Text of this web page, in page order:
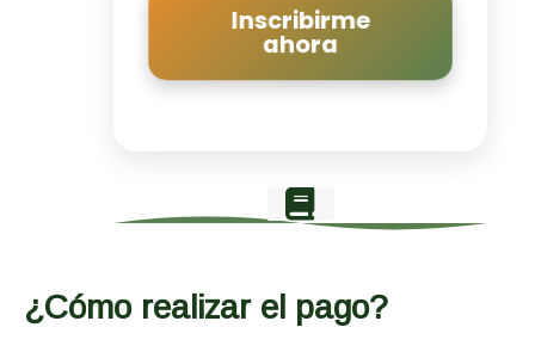
Inscribirme
ahora
¿Cómo realizar el pago?